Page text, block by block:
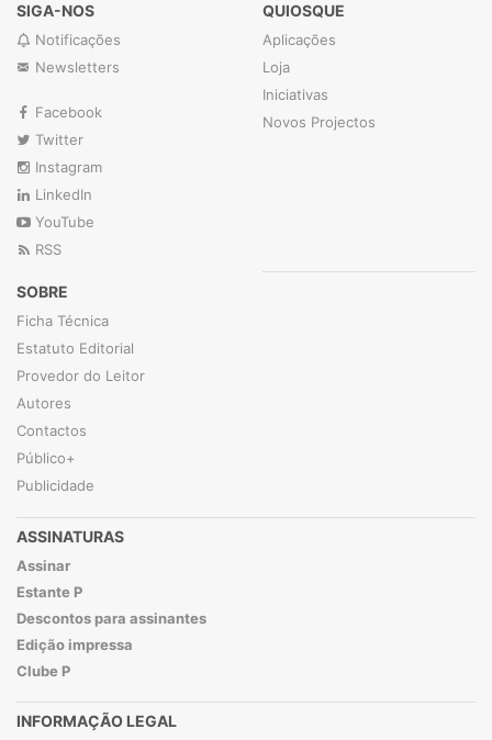
SIGA-NOS
Notificações
Newsletters
Facebook
Twitter
Instagram
LinkedIn
YouTube
RSS
QUIOSQUE
Aplicações
Loja
Iniciativas
Novos Projectos
SOBRE
Ficha Técnica
Estatuto Editorial
Provedor do Leitor
Autores
Contactos
Público+
Publicidade
ASSINATURAS
Assinar
Estante P
Descontos para assinantes
Edição impressa
Clube P
INFORMAÇÃO LEGAL